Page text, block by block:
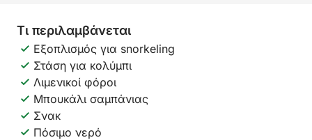
Τι περιλαμβάνεται
Εξοπλισμός για snorkeling
Στάση για κολύμπι
Λιμενικοί φόροι
Μπουκάλι σαμπάνιας
Σνακ
Πόσιμο νερό